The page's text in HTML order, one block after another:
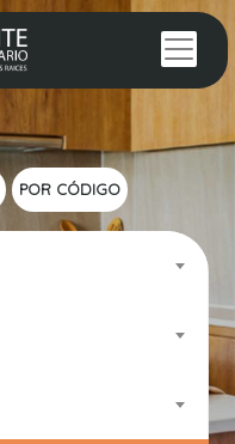
POR CÓDIGO